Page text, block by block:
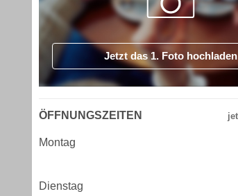
Jetzt das 1. Foto hochladen
ÖFFNUNGSZEITEN
Montag
Dienstag